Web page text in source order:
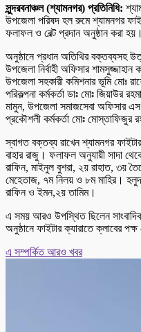
সুন্দরবনাঞ্চল (শ্যামনগর) প্রতিনিধি:
উপজেলা পরিষদ হল রুমে শ্যামনগর
ফলাফল ও বেল্ট প্রদান অনুষ্ঠান করা হয়।
অনুষ্ঠানে প্রধান অতিথির বক্তব্যসহ
উপজেলা নির্বাহী অফিসার
উপজেলা সহকারী কমিশনার ভূমি মোঃ
পরিকল্পনা কর্মকর্তা ডাঃ মোঃ জিয়াউর
মামুন, উপজেলা সমাজসেবা অফিসার
প্রকৌশলী কর্মকর্তা মোঃ মোস্তাফিজুর
স্বাগত বক্তব্য রাখেন শ্যামনগর
বাহার রাজু। ফলাফল অনুযায়ী সাদা
রাফিন, মাইনুল বুশরা, ২য় রাহাত, ৩য়
মেহেতাজ, ৭ম নিলয় ও ৮ম মাহির। হলুদ
রাফিন ও ইমন,২য় তামিম।
এ সময় আরও উপস্থিত ছিলেন
অনুষ্ঠানে ফাইটার ক্যারাতে ক্লাবের
এ সম্পর্কিত আরও খবর